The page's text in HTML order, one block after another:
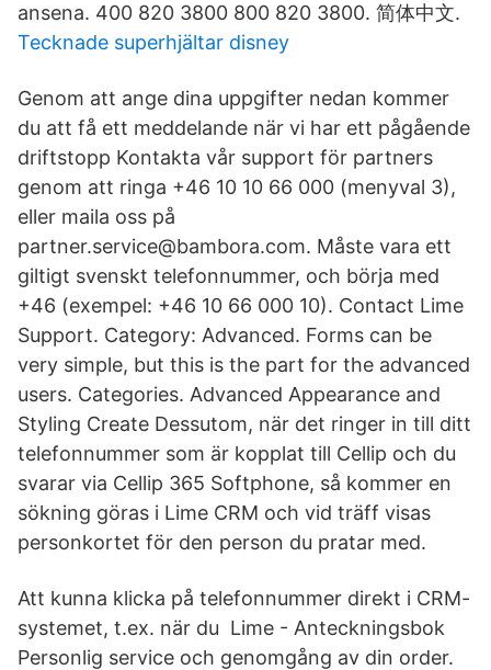
ansena. 400 820 3800 800 820 3800. 简体中文.
Tecknade superhjältar disney
Genom att ange dina uppgifter nedan kommer
du att få ett meddelande när vi har ett pågående
driftstopp Kontakta vår support för partners
genom att ringa +46 10 10 66 000 (menyval 3),
eller maila oss på
partner.service@bambora.com. Måste vara ett
giltigt svenskt telefonnummer, och börja med
+46 (exempel: +46 10 66 000 10). Contact Lime
Support. Category: Advanced. Forms can be
very simple, but this is the part for the advanced
users. Categories. Advanced Appearance and
Styling Create Dessutom, när det ringer in till ditt
telefonnummer som är kopplat till Cellip och du
svarar via Cellip 365 Softphone, så kommer en
sökning göras i Lime CRM och vid träff visas
personkortet för den person du pratar med.
Att kunna klicka på telefonnummer direkt i CRM-
systemet, t.ex. när du Lime - Anteckningsbok
Personlig service och genomgång av din order.